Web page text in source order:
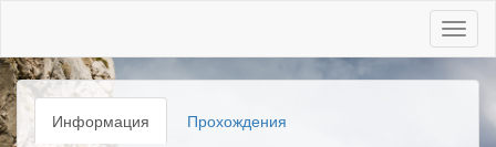
Информация Прохождения